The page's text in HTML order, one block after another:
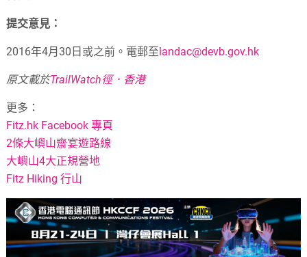
提交意見：
2016年4月30日或之前。電郵至landac@devb.gov.hk
原文載於TrailWatch徑．香港
更多：
Fitz.hk Facebook 專頁
2條大嶼山齋宴遊路線
大嶼山4大正規營地
Fitz Hiking 行山